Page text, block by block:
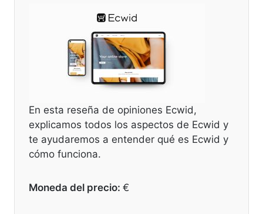
En esta reseña de opiniones Ecwid,
explicamos todos los aspectos de Ecwid y
te ayudaremos a entender qué es Ecwid y
cómo funciona.
Moneda del precio: €